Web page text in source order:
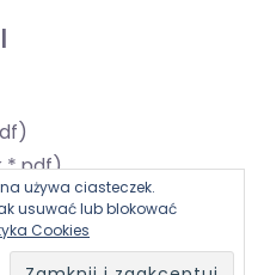
*.pdf)
używa ciasteczek.
usuwać lub blokować
Cookies